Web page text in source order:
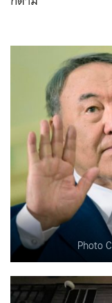
Photo